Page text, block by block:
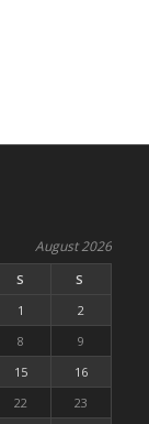
August 2026
S
S
1
2
8
9
15
16
22
23